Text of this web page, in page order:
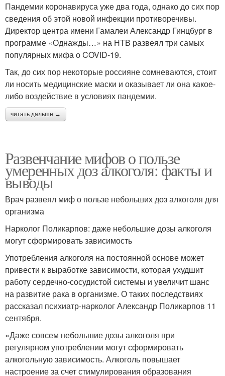
Пандемии коронавируса уже два года, однако до сих пор
сведения об этой новой инфекции противоречивы.
Директор центра имени Гамалеи Александр Гинцбург в
программе «Однажды…» на НТВ развеял три самых
популярных мифа о COVID-19.
Так, до сих пор некоторые россияне сомневаются, стоит
ли носить медицинские маски и оказывает ли она какое-
либо воздействие в условиях пандемии.
читать дальше →
Развенчание мифов о пользе
умеренных доз алкоголя: факты и
выводы
Врач развеял миф о пользе небольших доз алкоголя для
организма
Нарколог Поликарпов: даже небольшие дозы алкоголя
могут сформировать зависимость
Употребления алкоголя на постоянной основе может
привести к выработке зависимости, которая ухудшит
работу сердечно-сосудистой системы и увеличит шанс
на развитие рака в организме. О таких последствиях
рассказал психиатр-нарколог Александр Поликарпов 11
сентября.
«Даже совсем небольшие дозы алкоголя при
регулярном употреблении могут сформировать
алкогольную зависимость. Алкоголь повышает
настроение за счет стимулирования образования